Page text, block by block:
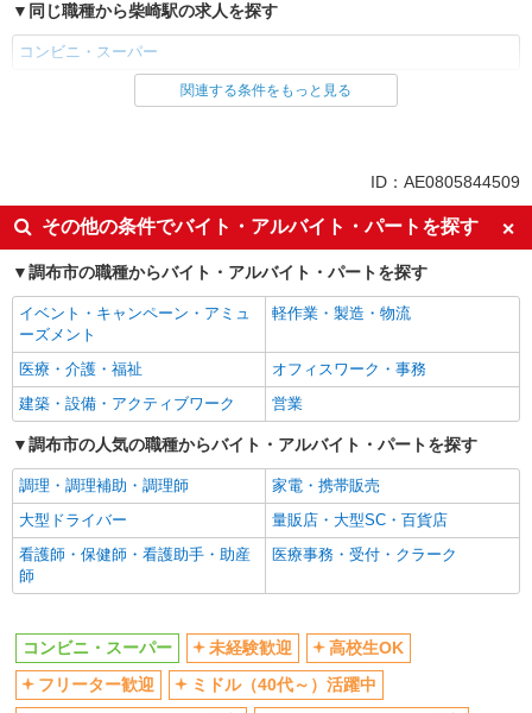
同じ職種から柴崎駅の求人を探す
コンビニ・スーパー
同じ雇用形態から柴崎駅の求人を探す
未経験歓迎
高校生OK
フリーター歓迎
ミドル（40代～）活躍中
エルダー（50代～）活躍中
シニア（60代～）活躍中
ボーナス・賞与あり
昇給あり
週2～3日勤務OK
扶養内勤務OK
交通費支給
販売・接客サービス
コンビニ・スーパー
同じ特徴から求人を探す
未経験歓迎
高校生OK
週2～3日勤務OK
扶養内勤務OK
交通費支給
関連する条件をもっと見る
ID：AE0805844509
その他の条件でバイト・アルバイト・パートを探す
調布市の職種からバイト・アルバイト・パートを探す
イベント・キャンペーン・アミュ
ーズメント
軽作業・製造・物流
医療・介護・福祉
オフィスワーク・事務
建築・設備・アクティブワーク
営業
調布市の人気の職種からバイト・アルバイト・パートを探す
調理・調理補助・調理師
家電・携帯販売
大型ドライバー
量販店・大型SC・百貨店
看護師・保健師・看護助手・助産
師
医療事務・受付・クラーク
コンビニ・スーパー 未経験歓迎
高校生OK
フリーター歓迎
ミドル（40代～）活躍中